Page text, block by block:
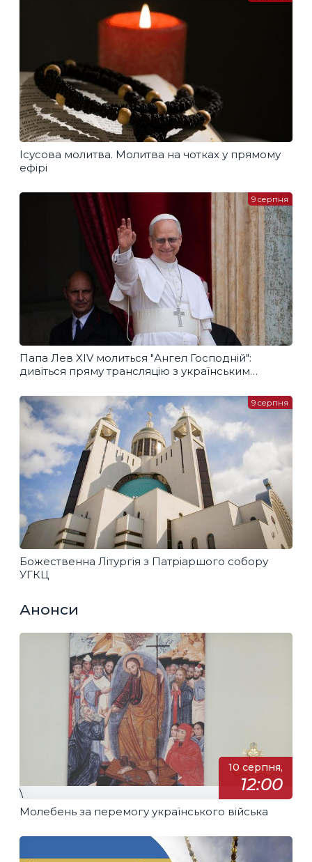
Ісусова молитва. Молитва на чотках у прямому
ефірі
Папа Лев XIV молиться "Ангел Господній":
дивіться пряму трансляцію з українським
9 серпня
Божественна Літургія з Патріаршого собору
УГКЦ
9 серпня
Анонси
10 серпня,
12:00
\
Молебень за перемогу українського війська